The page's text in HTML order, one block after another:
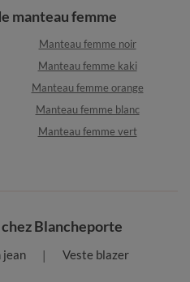
manteau femme
Manteau femme noir
Manteau femme kaki
Manteau femme orange
Manteau femme blanc
Manteau femme vert
Blancheporte
jean Veste blazer